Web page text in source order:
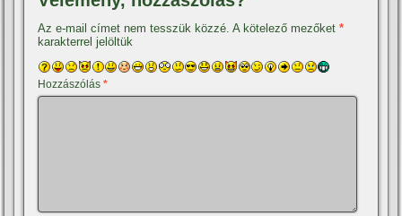
Az e-mail címet nem tesszük közzé. A kötelező mezőket*
karakterrel jelöltük
Hozzászólás*